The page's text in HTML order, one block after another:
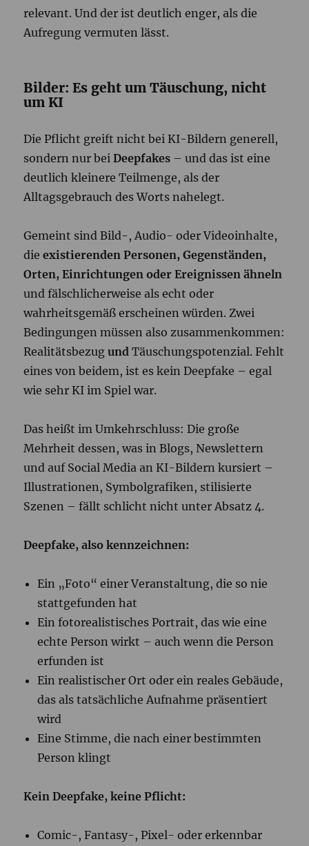
relevant. Und der ist deutlich enger, als die
Aufregung vermuten lässt.
Bilder: Es geht um Täuschung, nicht
um KI
Die Pflicht greift nicht bei KI-Bildern generell,
sondern nur beiDeepfakes – und das ist eine
deutlich kleinere Teilmenge, als der
Alltagsgebrauch des Worts nahelegt.
Gemeint sind Bild-, Audio- oder Videoinhalte,
dieexistierenden Personen, Gegenständen,
Orten, Einrichtungen oder Ereignissen ähneln
und fälschlicherweise als echt oder
wahrheitsgemäß erscheinen würden. Zwei
Bedingungen müssen also zusammenkommen:
Realitätsbezugund Täuschungspotenzial. Fehlt
eines von beidem, ist es kein Deepfake – egal
wie sehr KI im Spiel war.
Das heißt im Umkehrschluss: Die große
Mehrheit dessen, was in Blogs, Newslettern
und auf Social Media an KI-Bildern kursiert –
Illustrationen, Symbolgrafiken, stilisierte
Szenen – fällt schlicht nicht unter Absatz 4.
Deepfake, also kennzeichnen:
Ein „Foto“ einer Veranstaltung, die so nie
stattgefunden hat
Ein fotorealistisches Portrait, das wie eine
echte Person wirkt – auch wenn die Person
erfunden ist
Ein realistischer Ort oder ein reales Gebäude,
das als tatsächliche Aufnahme präsentiert
wird
Eine Stimme, die nach einer bestimmten
Person klingt
Kein Deepfake, keine Pflicht:
Comic-, Fantasy-, Pixel- oder erkennbar